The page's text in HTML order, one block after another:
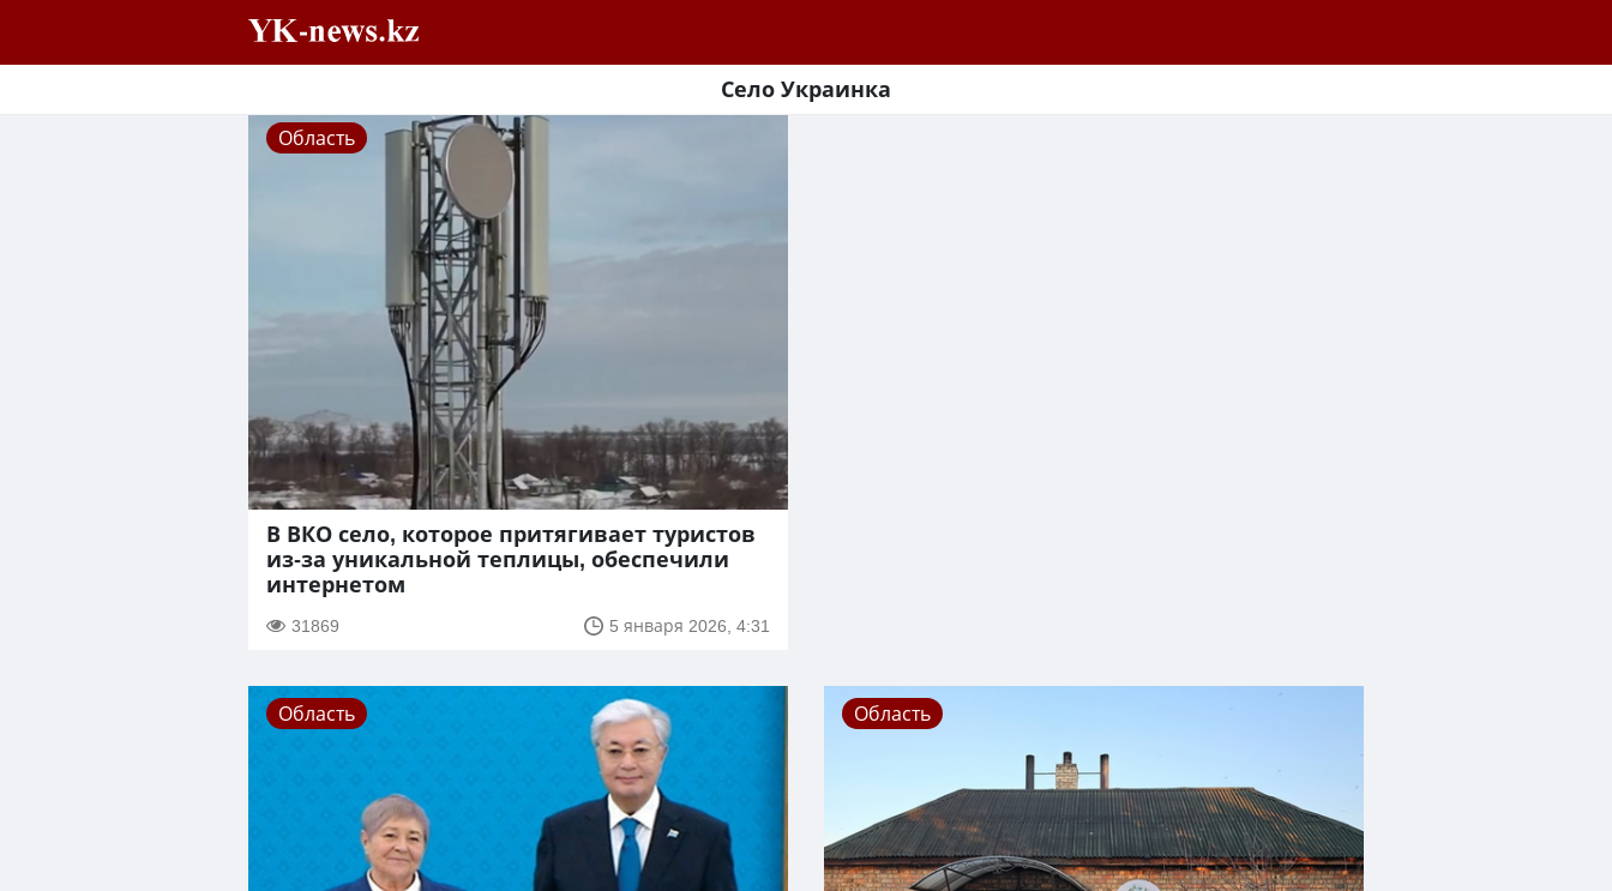
Село Украинка
Область
В ВКО село, которое притягивает туристов
из-за уникальной теплицы, обеспечили
интернетом
31869 5 января 2026, 4:31
Область Область